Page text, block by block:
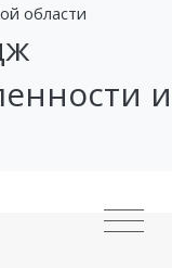
области
и